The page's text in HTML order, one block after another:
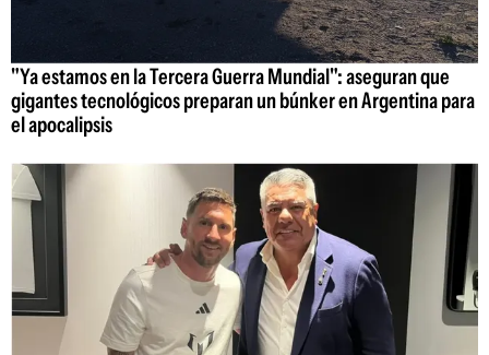
"Ya estamos en la Tercera Guerra Mundial": aseguran que
gigantes tecnológicos preparan un búnker en Argentina para
el apocalipsis